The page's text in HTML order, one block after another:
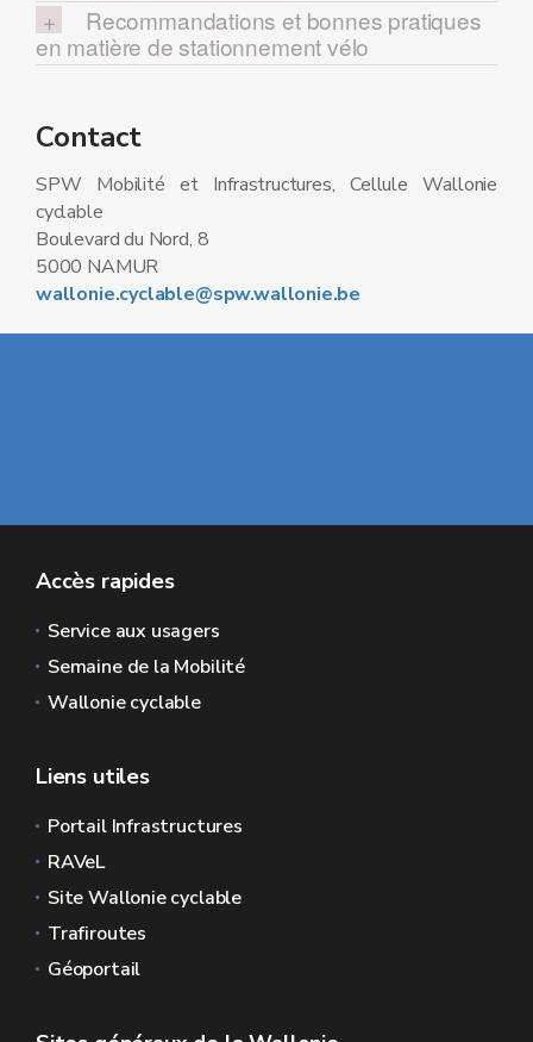
Recommandations et bonnes pratiques
en matière de stationnement vélo
Contact
SPW Mobilité et Infrastructures, Cellule Wallonie
cyclable
Boulevard du Nord, 8
5000 NAMUR
wallonie.cyclable@spw.wallonie.be
Accès rapides
Service aux usagers
Semaine de la Mobilité
Wallonie cyclable
Liens utiles
Portail Infrastructures
RAVeL
Site Wallonie cyclable
Trafiroutes
Géoportail